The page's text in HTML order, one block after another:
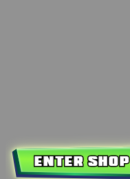
ENTER SHOP